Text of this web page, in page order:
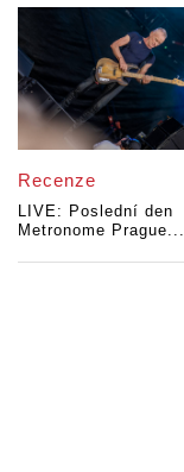
Recenze
LIVE: Poslední den
Metronome Prague...